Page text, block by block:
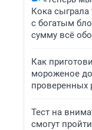
Кока сыграла
с богатым
сумму всё
Как
мороженое
проверенных
Тест на
смогут